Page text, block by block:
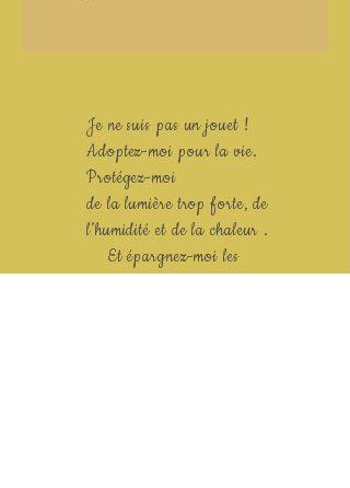
Je ne suis pas un jouet !
Adoptez-moi pour la vie.
Protégez-moi
de la lumière trop forte, de
l’humidité et de la chaleur .
Et épargnez-moi les